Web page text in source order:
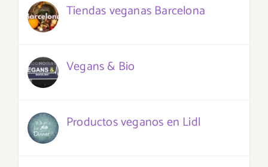
Tiendas veganas Barcelona
Vegans & Bio
Productos veganos en Lidl